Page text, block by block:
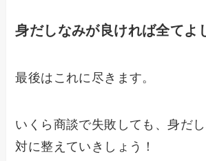
身だしなみが良ければ全てよ
最後はこれに尽きます。
いくら商談で失敗しても、身だ
対に整えていきしょう！